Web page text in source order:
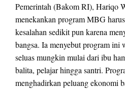
Pemerintah (Bakom RI), Hariqo
menekankan program MBG
kesalahan sedikit pun karena
bangsa. Ia menyebut program ini
seluas mungkin mulai dari ibu
balita, pelajar hingga santri.
menghadirkan peluang ekonomi